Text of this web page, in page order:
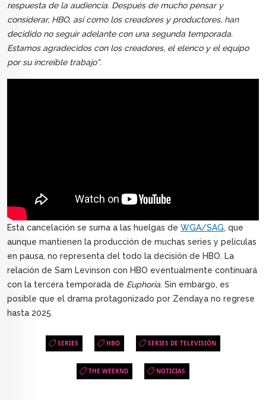
respuesta de la audiencia. Después de mucho pensar y
considerar, HBO, así como los creadores y productores, han
decidido no seguir adelante con una segunda temporada.
Estamos agradecidos con los creadores, el elenco y el equipo
por su increíble trabajo”.
Esta cancelación se suma a las huelgas de WGA/SAG, que
aunque mantienen la producción de muchas series y películas
en pausa, no representa del todo la decisión de HBO. La
relación de Sam Levinson con HBO eventualmente continuará
con la tercera temporada de Euphoria. Sin embargo, es
posible que el drama protagonizado por Zendaya no regrese
hasta 2025.
SERIES HBO SERIES DE TELEVISIÓN
THE WEEKND NOTICIAS